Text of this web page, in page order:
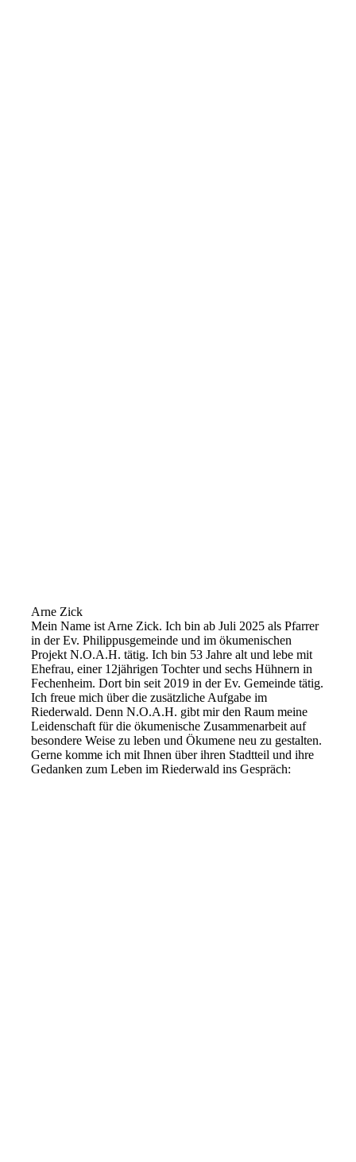
Arne Zick
Mein Name ist Arne Zick. Ich bin ab Juli 2025 als Pfarrer
in der Ev. Philippusgemeinde und im ökumenischen
Projekt N.O.A.H. tätig. Ich bin 53 Jahre alt und lebe mit
Ehefrau, einer 12jährigen Tochter und sechs Hühnern in
Fechenheim. Dort bin seit 2019 in der Ev. Gemeinde tätig.
Ich freue mich über die zusätzliche Aufgabe im
Riederwald. Denn N.O.A.H. gibt mir den Raum meine
Leidenschaft für die ökumenische Zusammenarbeit auf
besondere Weise zu leben und Ökumene neu zu gestalten.
Gerne komme ich mit Ihnen über ihren Stadtteil und ihre
Gedanken zum Leben im Riederwald ins Gespräch: